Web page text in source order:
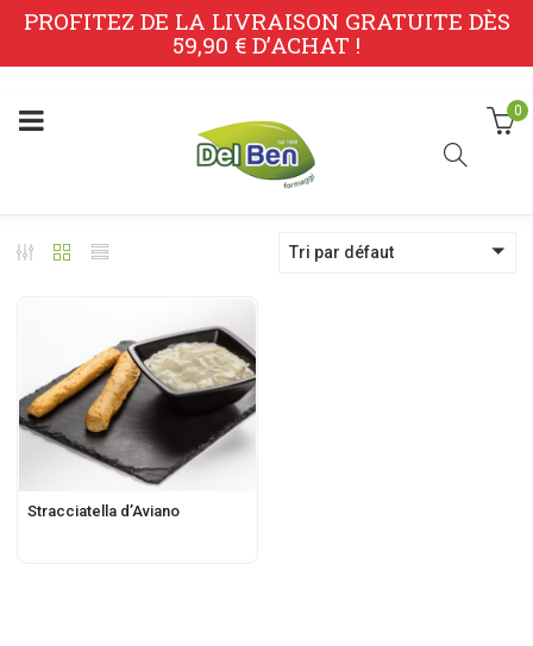
PROFITEZ DE LA LIVRAISON GRATUITE DÈS
59,90 € D’ACHAT !
0
Tri par défaut
Stracciatella d’Aviano